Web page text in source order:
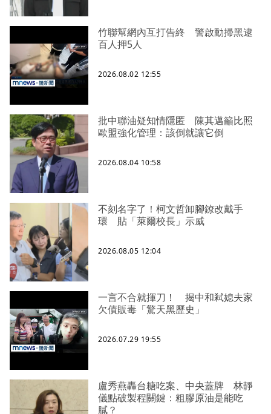
竹聯幫網內互打告終 警啟動掃黑逮
百人押5人
2026.08.02 12:55
批中聯油疑知情隱匿 陳其邁籲比照
歐盟強化管理：該倒就讓它倒
2026.08.04 10:58
不刻名字了！柯文哲卸腳鐐改戴手
環 貼「萊爾校長」示威
2026.08.05 12:04
一言不合就揮刀！ 揭中和弒媳夫家
欠債販毒「驚天黑歷史」
2026.07.29 19:55
盧秀燕轟台糖吃案、中央蓋牌 林靜
儀點破製程關鍵：粗膠原油是能吃
膩？